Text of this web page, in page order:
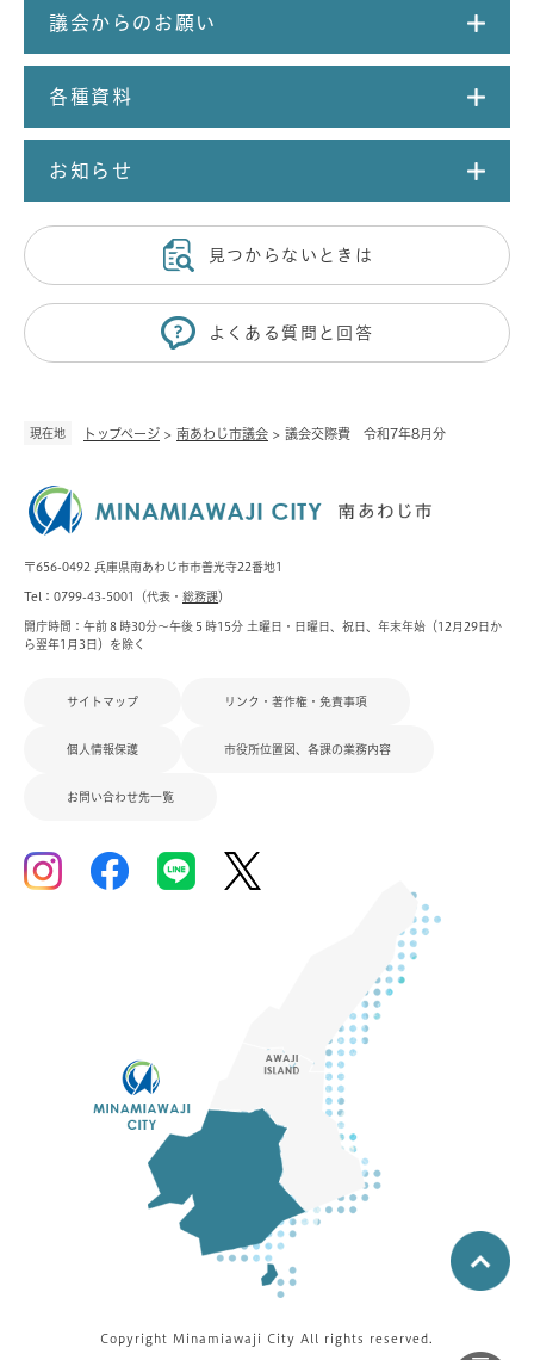
現在地 トップページ > 南あわじ市議会 > 議会交際費 令和7年8月分
議会からのお願い
各種資料
お知らせ
見つからないときは
よくある質問と回答
〒656-0492 兵庫県南あわじ市市善光寺22番地1
Tel：0799-43-5001（代表・ 総務課）
開庁時間：午前８時30分～午後５時15分 土曜日・日曜日、祝日、年末年始（12月29日か
ら翌年1月3日）を除く
サイトマップ リンク・著作権・免責事項
個人情報保護 市役所位置図、各課の業務内容
お問い合わせ先一覧
Copyright Minamiawaji City All rights reserved.